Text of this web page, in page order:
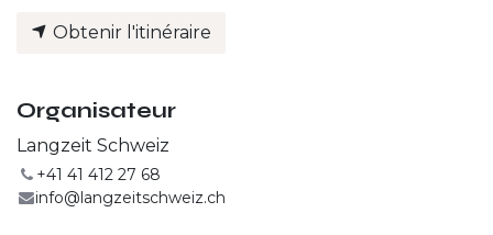
Obtenir l'itinéraire
Organisateur
Langzeit Schweiz
+41 41 412 27 68
info@langzeitschweiz.ch